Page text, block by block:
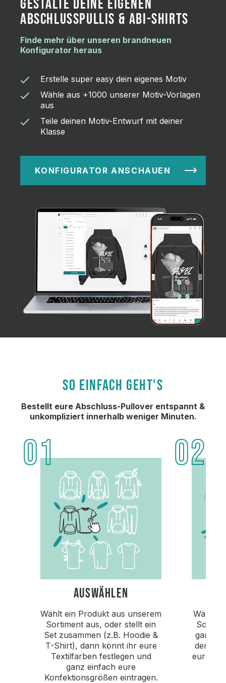
guten
WhatsApp-
behoben
wurde.
Liefer-/Fertigungszeit
in der
wäre
hilfreich.
Produktion
dauerte 7
und ohne
Express-
Produktion),
die
schon am
der
Fertigstellung
der
weiterempfehlen
zu
auch
sofort
Dank für
GESTALTE DEINE EIGENEN
ABSCHLUSSPULLIS & ABI-SHIRTS
Finde mehr über unseren brandneuen
Konfigurator heraus
Erstelle super easy dein eigenes Motiv
Wähle aus +1000 unserer Motiv-Vorlagen
aus
Teile deinen Motiv-Entwurf mit deiner
Klasse
KONFIGURATOR ANSCHAUEN
SO EINFACH GEHT'S
Bestellt eure Abschluss-Pullover entspannt &
unkompliziert innerhalb weniger Minuten.
01
AUSWÄHLEN
Wählt ein Produkt aus unserem
Sortiment aus, oder stellt ein
Set zusammen (z.B. Hoodie &
T-Shirt), dann könnt ihr eure
Textilfarben festlegen und
ganz einfach eure
Konfektionsgrößen eintragen.
02
Wählt
ganz
den
eurer